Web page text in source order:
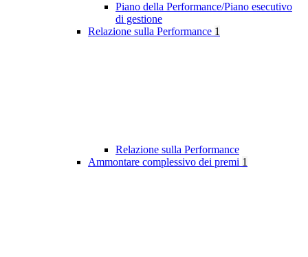
Piano della Performance/Piano esecutivo
di gestione
Relazione sulla Performance 1
Relazione sulla Performance
Ammontare complessivo dei premi 1